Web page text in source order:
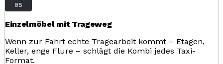
05
Einzelmöbel mit Trageweg
Wenn zur Fahrt echte Tragearbeit kommt – Etagen,
Keller, enge Flure – schlägt die Kombi jedes Taxi-
Format.